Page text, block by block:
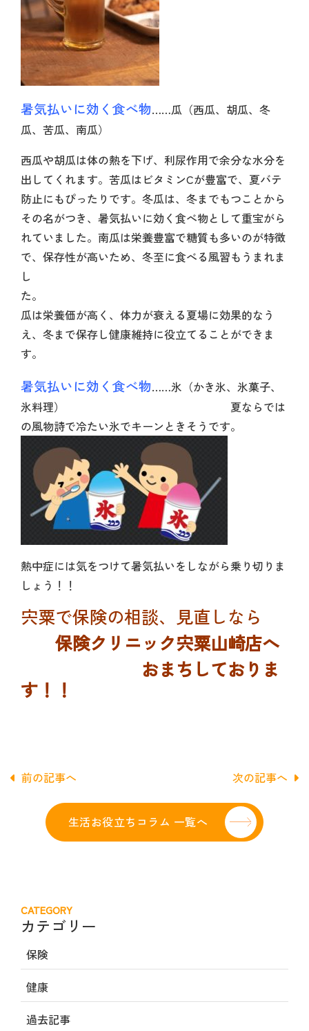
暑気払いに効く食べ物……瓜（西瓜、胡瓜、冬
瓜、苦瓜、南瓜）
西瓜や胡瓜は体の熱を下げ、利尿作用で余分な水分を
出してくれます。苦瓜はビタミンCが豊富で、夏バテ
防止にもぴったりです。冬瓜は、冬までもつことから
その名がつき、暑気払いに効く食べ物として重宝がら
れていました。南瓜は栄養豊富で糖質も多いのが特徴
で、保存性が高いため、冬至に食べる風習もうまれま
し
た
瓜は栄養価が高く、体力が衰える夏場に効果的なう
え、冬まで保存し健康維持に役立てることができま
す。
暑気払いに効く食べ物……氷（かき氷、氷菓子、
氷料理） 夏ならでは
の風物詩で冷たい氷でキーンときそうです。
熱中症には気をつけて暑気払いをしながら乗り切りま
しょう！！
宍粟で保険の相談、見直しなら
保険クリニック宍粟山崎店へ
おまちしておりま
す！！
前の記事へ 次の記事へ
生活お役立ちコラム 一覧へ
CATEGORY
カテゴリー
保険
健康
過去記事